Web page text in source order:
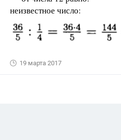
неизвестное число:
19 марта 2017